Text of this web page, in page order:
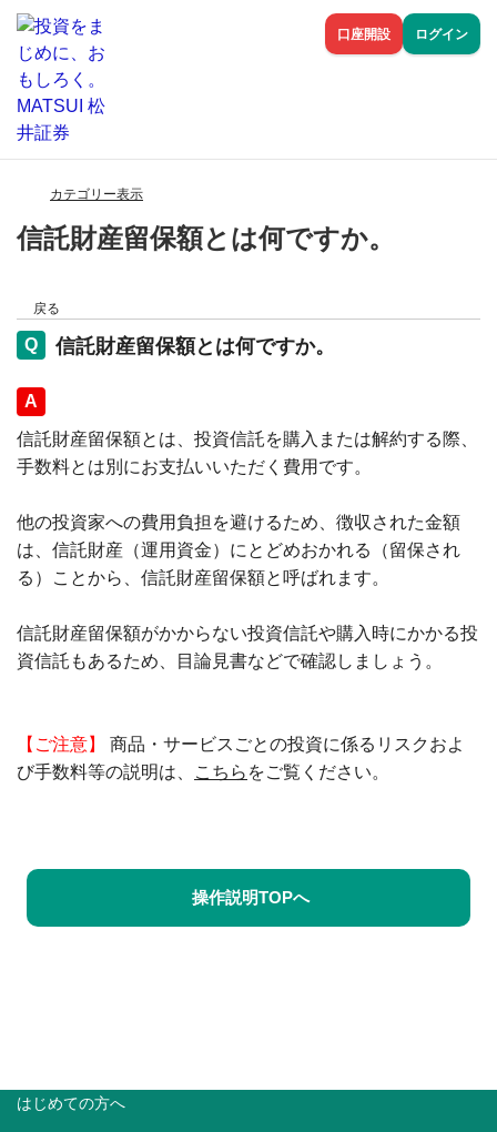
口座開設 ログイン
カテゴリー表示
信託財産留保額とは何ですか。
戻る
信託財産留保額とは何ですか。
回答
信託財産留保額とは、投資信託を購入または解約する際、
手数料とは別にお支払いいただく費用です。
他の投資家への費用負担を避けるため、徴収された金額
は、信託財産（運用資金）にとどめおかれる（留保され
る）ことから、信託財産留保額と呼ばれます。
信託財産留保額がかからない投資信託や購入時にかかる投
資信託もあるため、目論見書などで確認しましょう。
【ご注意】
商品・サービスごとの投資に係るリスクおよ
び手数料等の説明は、
こちら をご覧ください。
操作説明TOPへ
はじめての方へ